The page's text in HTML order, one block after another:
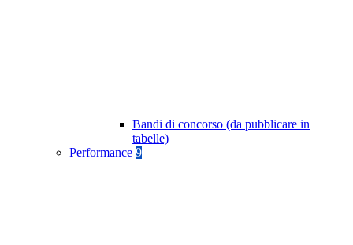
Bandi di concorso (da pubblicare in
tabelle)
Performance 9